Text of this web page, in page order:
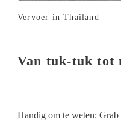
Vervoer in Thailand
Van tuk-tuk tot
Handig om te weten: